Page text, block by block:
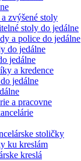
zvýšené stoly
stoly do jedálne
a police do jedálne
do jedálne
jedálne
a kredence
jedálne
a pracovne
stoličky
ku kreslám
kreslá